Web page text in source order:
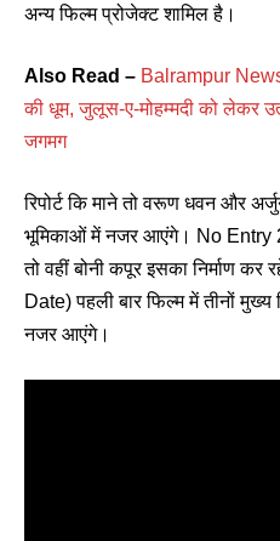
अन्य फिल्म प्रोजेक्ट शामिल है।
Also Read – Balrampur
की धूम, जुलूस-ए-मोहम्मदी को लेकर
जगमग
रिपोर्ट कि माने तो वरूण धवन और
भूमिकाओं में नजर आएंगे। No Entry 2
तो वहीं बोनी कपूर इसका निर्माण
Date) पहली बार फिल्म में तीनों मुख्य
नजर आएंगे।